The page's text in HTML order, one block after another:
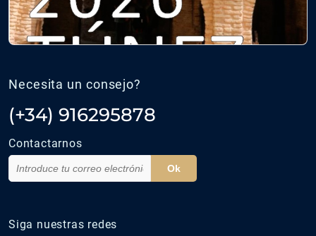
Necesita un consejo?
(+34) 916295878
Contactarnos
Ok
Siga nuestras redes